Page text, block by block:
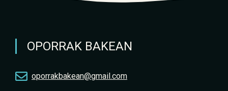
OPORRAK BAKEAN
oporrakbakean@gmail.com